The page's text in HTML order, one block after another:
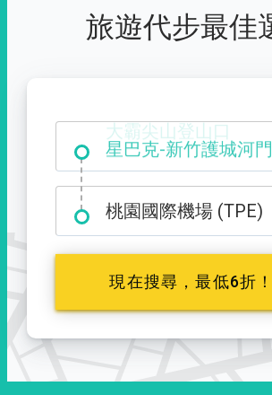
旅遊代步最佳
大霸尖山登山口
桃園國際機場 (TPE)
現在搜尋，最低6折